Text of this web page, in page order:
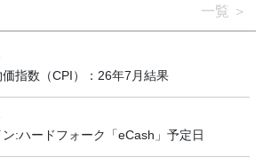
一覧
指数（CPI）：26年7月結果
ン:ハードフォーク「eCash」予定日